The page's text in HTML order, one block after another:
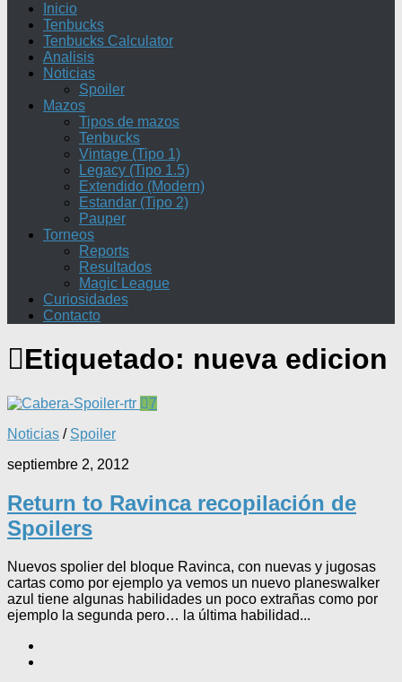
Inicio
Tenbucks
Tenbucks Calculator
Analisis
Noticias
Spoiler
Mazos
Tipos de mazos
Tenbucks
Vintage (Tipo 1)
Legacy (Tipo 1.5)
Extendido (Modern)
Estandar (Tipo 2)
Pauper
Torneos
Reports
Resultados
Magic League
Curiosidades
Contacto
Etiquetado: nueva edicion
7
Noticias / Spoiler
septiembre 2, 2012
Return to Ravinca recopilación de
Spoilers
Nuevos spolier del bloque Ravinca, con nuevas y jugosas
cartas como por ejemplo ya vemos un nuevo planeswalker
azul tiene algunas habilidades un poco extrañas como por
ejemplo la segunda pero… la última habilidad...